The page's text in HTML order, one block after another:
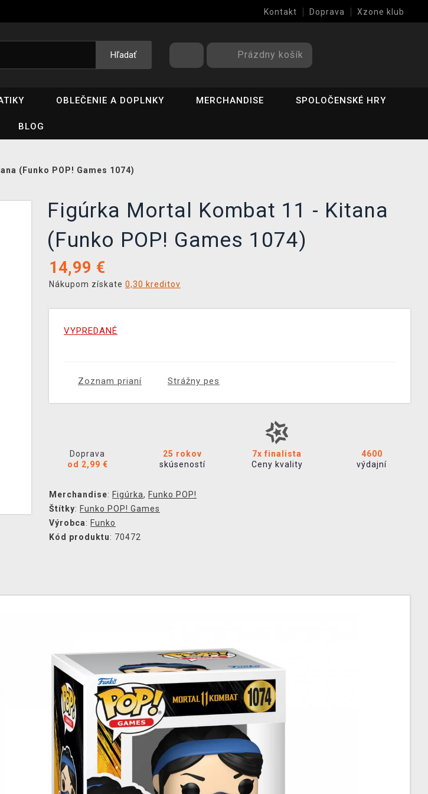
Kontakt Doprava Xzone klub
Hľadať Prázdny košík
OBLEČENIE A DOPLNKY MERCHANDISE SPOLOČENSKÉ HRY
BLOG
(Funko POP! Games 1074)
Figúrka Mortal Kombat 11 - Kitana
(Funko POP! Games 1074)
14,99 €
Nákupom získate 0,30 kreditov
VYPREDANÉ
Zoznam prianí Strážny pes
Doprava
od 2,99 €
25 rokov
skúseností
7x finalista
Ceny kvality
4600
výdajní
Merchandise: Figúrka, Funko POP!
Štítky: Funko POP! Games
Výrobca: Funko
Kód produktu: 70472